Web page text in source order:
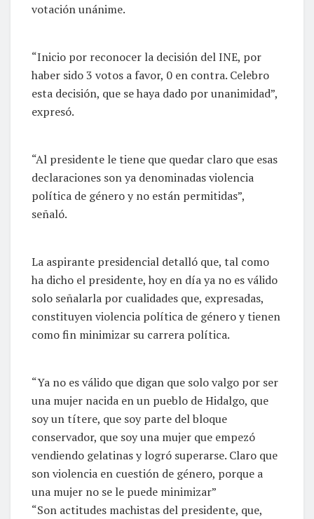
votación unánime.
“Inicio por reconocer la decisión del INE, por
haber sido 3 votos a favor, 0 en contra. Celebro
esta decisión, que se haya dado por unanimidad”,
expresó.
“Al presidente le tiene que quedar claro que esas
declaraciones son ya denominadas violencia
política de género y no están permitidas”,
señaló.
La aspirante presidencial detalló que, tal como
ha dicho el presidente, hoy en día ya no es válido
solo señalarla por cualidades que, expresadas,
constituyen violencia política de género y tienen
como fin minimizar su carrera política.
“Ya no es válido que digan que solo valgo por ser
una mujer nacida en un pueblo de Hidalgo, que
soy un títere, que soy parte del bloque
conservador, que soy una mujer que empezó
vendiendo gelatinas y logró superarse. Claro que
son violencia en cuestión de género, porque a
una mujer no se le puede minimizar”
“Son actitudes machistas del presidente, que,